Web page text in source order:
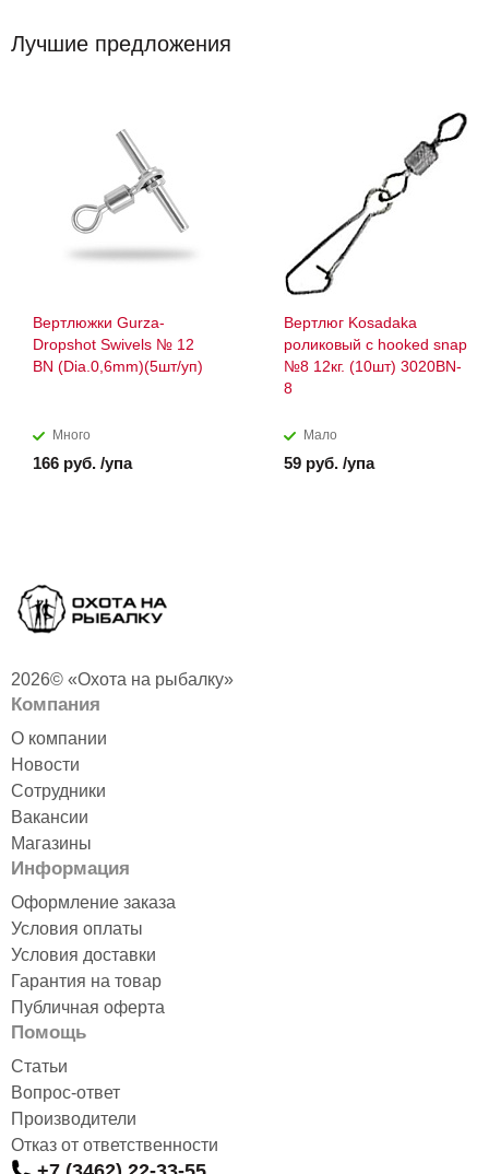
Лучшие предложения
Вертлюжки Gurza-
Dropshot Swivels № 12
BN (Dia.0,6mm)(5шт/уп)
Много
166 руб. /упа
Вертлюг Kosadaka
роликовый с hooked snap
№8 12кг. (10шт) 3020BN-
8
Мало
59 руб. /упа
2026© «Охота на рыбалку»
Компания
О компании
Новости
Сотрудники
Вакансии
Магазины
Информация
Оформление заказа
Условия оплаты
Условия доставки
Гарантия на товар
Публичная оферта
Помощь
Статьи
Вопрос-ответ
Производители
Отказ от ответственности